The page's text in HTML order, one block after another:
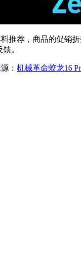
推荐，商品的促销
。
： 机械革命蛟龙16